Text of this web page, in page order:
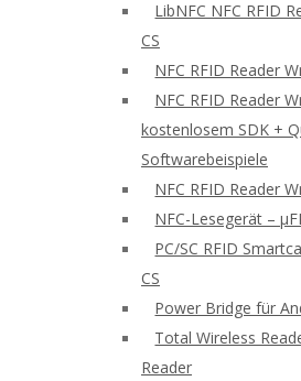
LibNFC NFC RFID
CS
NFC RFID Reader
NFC RFID Reader
kostenlosem SDK +
Softwarebeispiele
NFC RFID Reader
NFC-Lesegerät –
PC/SC RFID
CS
Power Bridge für
Total Wireless
Reader